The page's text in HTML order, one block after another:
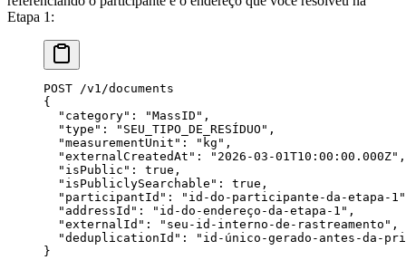
Etapa 1:
POST /v1/documents
{
  "category"
: "MassID" ,
  "type"
: "SEU_TIPO_DE_RESÍDUO" ,
  "measurementUnit"
: "kg" ,
  "externalCreatedAt"
: "2026-03-01T10:00:00.000Z" ,
  "isPublic"
: true ,
  "isPubliclySearchable"
: true ,
  "participantId"
:
"id-do-participante-da-etapa-1"
  "addressId"
: "id-do-endereço-da-etapa-1" ,
  "externalId"
: "seu-id-interno-de-rastreamento" ,
  "deduplicationId"
:
"id-único-gerado-antes-da-
}